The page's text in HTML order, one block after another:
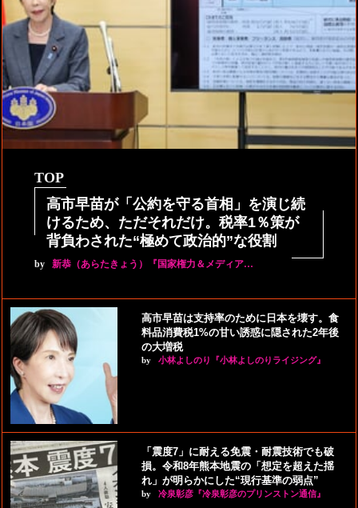
TOP
高市早苗が「公約を守る首相」を演じ続
けるため、ただそれだけ。税率1％策が
背負わされた“極めて政治的”な役割
by 新恭（あらたきょう）『国家権力＆メディア…
高市早苗は支持率のために日本を壊す。食
料品消費税1%の甘い誘惑に隠された2年後
の大増税
by 小林よしのり『小林よしのりライジング』
「震度7」に耐える免震・耐震技術でも破
損。令和8年熊本地震の「想定を超えた揺
れ」が明らかにした“現行基準の弱点”
by 冷泉彰彦『冷泉彰彦のプリンストン通信』